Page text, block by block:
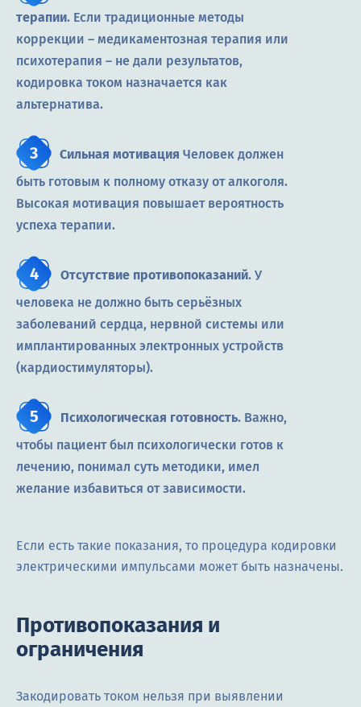
терапии. Если традиционные методы
коррекции ― медикаментозная терапия или
психотерапия ― не дали результатов,
кодировка током назначается как
альтернатива.
Сильная мотивация Человек должен
быть готовым к полному отказу от алкоголя.
Высокая мотивация повышает вероятность
успеха терапии.
Отсутствие противопоказаний. У
человека не должно быть серьёзных
заболеваний сердца, нервной системы или
имплантированных электронных устройств
(кардиостимуляторы).
Психологическая готовность. Важно,
чтобы пациент был психологически готов к
лечению, понимал суть методики, имел
желание избавиться от зависимости.
Если есть такие показания, то процедура кодировки
электрическими импульсами может быть назначены.
Противопоказания и
ограничения
Закодировать током нельзя при выявлении